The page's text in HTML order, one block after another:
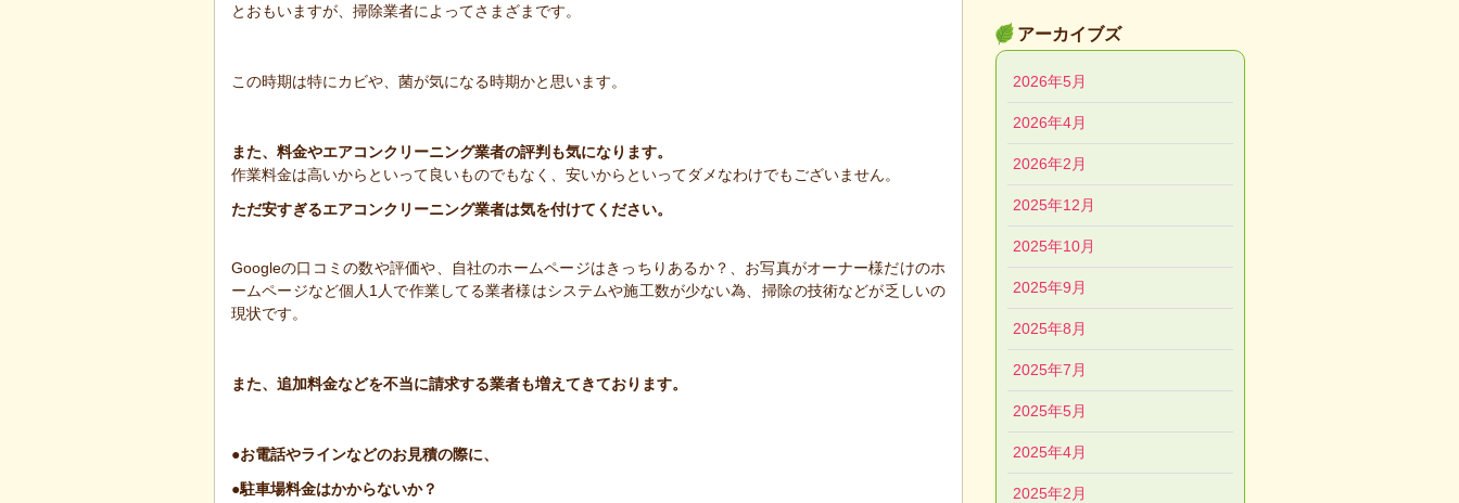
とおもいますが、掃除業者によってさまざまです。
この時期は特にカビや、菌が気になる時期かと思います。
また、料金やエアコンクリーニング業者の評判も気になります。
作業料金は高いからといって良いものでもなく、安いからといってダメなわけでもございません。
ただ安すぎるエアコンクリーニング業者は気を付けてください。
Googleの口コミの数や評価や、自社のホームページはきっちりあるか？、お写真がオーナー様だけのホ
ームページなど個人1人で作業してる業者様はシステムや施工数が少ない為、掃除の技術などが乏しいの
現状です。
また、追加料金などを不当に請求する業者も増えてきております。
●お電話やラインなどのお見積の際に、
●駐車場料金はかからないか？
アーカイブズ
2026年5月
2026年4月
2026年2月
2025年12月
2025年10月
2025年9月
2025年8月
2025年7月
2025年5月
2025年4月
2025年2月